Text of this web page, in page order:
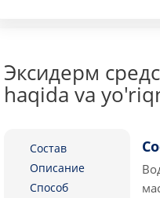
Эксидерм
haqida va
Состав
Описание
Способ